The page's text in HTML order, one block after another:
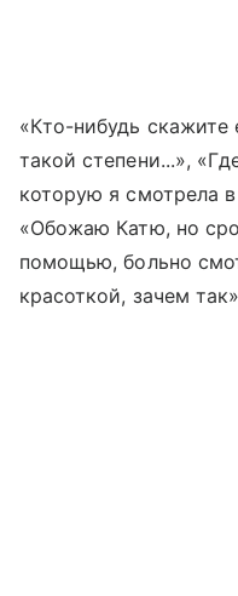
«Кто-нибудь скажите
такой степени...»,
которую я смотрела
«Обожаю Катю, но
помощью, больно
красоткой, зачем